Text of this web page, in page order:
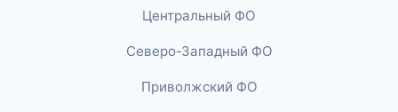
Центральный ФО
Северо-Западный ФО
Приволжский ФО